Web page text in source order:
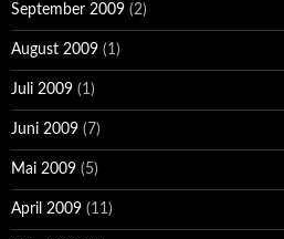
September 2009 (2)
August 2009 (1)
Juli 2009 (1)
Juni 2009 (7)
Mai 2009 (5)
April 2009 (11)